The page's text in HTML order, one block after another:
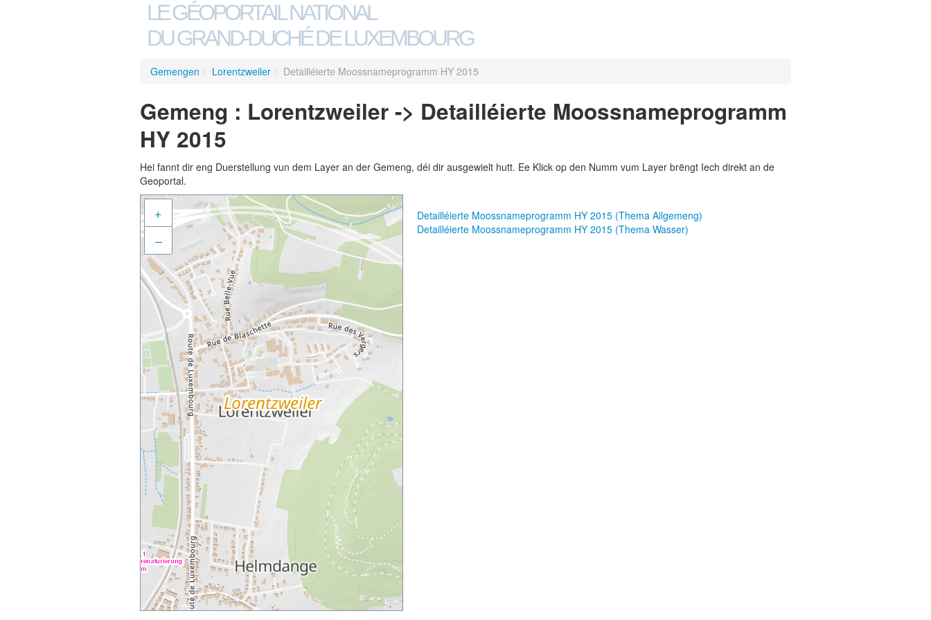
LE GÉOPORTAIL NATIONAL
DU GRAND-DUCHÉ DE LUXEMBOURG
Gemengen / Lorentzweiler / Detailléierte Moossnameprogramm HY 2015
Gemeng : Lorentzweiler -> Detailléierte Moossnameprogramm
HY 2015
Hei fannt dir eng Duerstellung vun dem Layer an der Gemeng, déi dir ausgewielt hutt. Ee Klick op den Numm vum Layer brëngt Iech direkt an de
Geoportal.
+
–
Detailléierte Moossnameprogramm HY 2015 (Thema Allgemeng)
Detailléierte Moossnameprogramm HY 2015 (Thema Wasser)